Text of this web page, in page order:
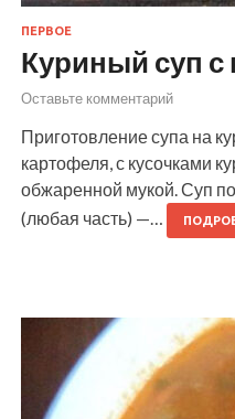
ПЕРВОЕ
Куриный суп
Оставьте комментарий
Приготовление супа на
картофеля, с кусочками
обжаренной мукой. Суп
(любая часть) —…